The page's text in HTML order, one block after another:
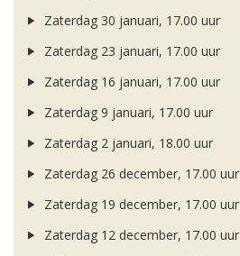
Zaterdag 30 januari, 17.00 uur
Zaterdag 23 januari, 17.00 uur
Zaterdag 16 januari, 17.00 uur
Zaterdag 9 januari, 17.00 uur
Zaterdag 2 januari, 18.00 uur
Zaterdag 26 december, 17.00 uur
Zaterdag 19 december, 17.00 uur
Zaterdag 12 december, 17.00 uur